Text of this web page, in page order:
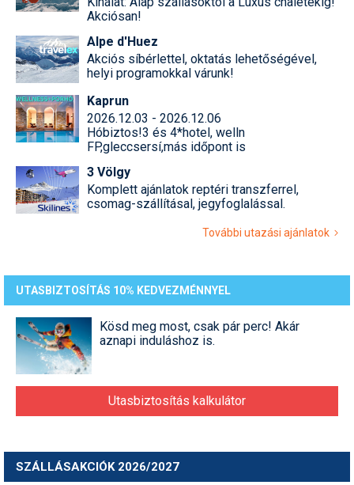
Akciósan!
Alpe d'Huez
Akciós síbérlettel, oktatás lehetőségével,
helyi programokkal várunk!
Kaprun
2026.12.03 - 2026.12.06
Hóbiztos!3 és 4*hotel, welln
FP,gleccsersí,más időpont is
3 Völgy
Komplett ajánlatok reptéri transzferrel,
csomag-szállításal, jegyfoglalással.
További utazási ajánlatok
UTASBIZTOSÍTÁS 10% KEDVEZMÉNNYEL
Kösd meg most, csak pár perc! Akár
aznapi induláshoz is.
Utasbiztosítás kalkulátor
SZÁLLÁSAKCIÓK 2026/2027